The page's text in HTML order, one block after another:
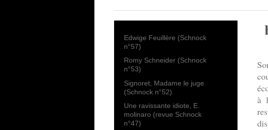
à
Edwige Feuillère (Schnock
n°57)
Romy Schneider (Schnock
n°53)
Signoret, Madame le juge
(Schnock n°52)
Une ravissante idiote, E.
molinaro (revue Schnock
n°47)